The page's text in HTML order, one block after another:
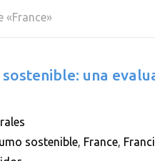
«France»
una
sostenible, France,